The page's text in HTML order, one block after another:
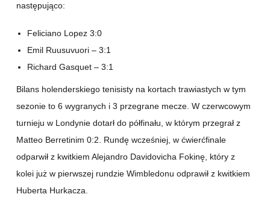
następująco:
Feliciano Lopez 3:0
Emil Ruusuvuori – 3:1
Richard Gasquet – 3:1
Bilans holenderskiego tenisisty na kortach trawiastych w tym
sezonie to 6 wygranych i 3 przegrane mecze. W czerwcowym
turnieju w Londynie dotarł do półfinału, w którym przegrał z
Matteo Berretinim 0:2. Rundę wcześniej, w ćwierćfinale
odparwił z kwitkiem Alejandro Davidovicha Fokinę, który z
kolei już w pierwszej rundzie Wimbledonu odprawił z kwitkiem
Huberta Hurkacza.